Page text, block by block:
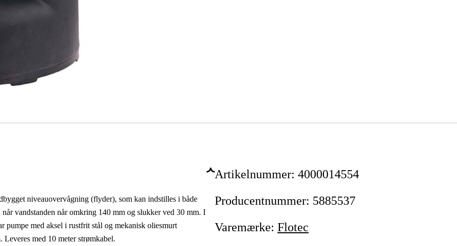
niveauovervågning (flyder), som kan indstilles i både
vandstanden når omkring 140 mm og slukker ved 30 mm. I
pumpe med aksel i rustfrit stål og mekanisk oliesmurt
med 10 meter strømkabel.
Artikelnummer: 4000014554
Producentnummer: 5885537
Varemærke: Flotec